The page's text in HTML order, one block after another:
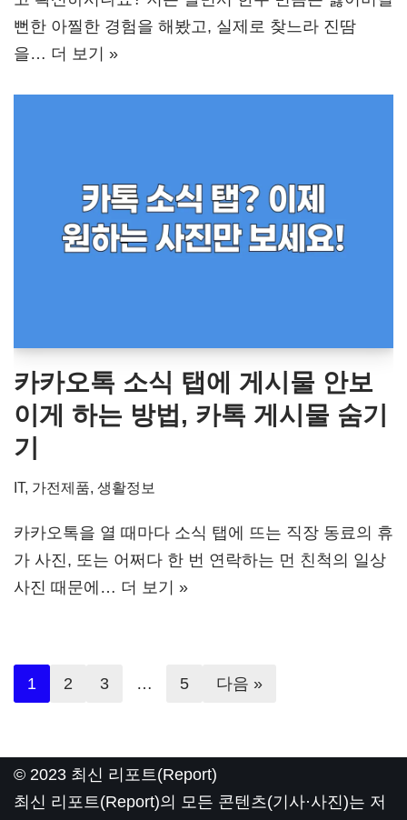
뻔한 아찔한 경험을 해봤고, 실제로 찾느라 진땀
을… 더 보기 »
카카오톡 소식 탭에 게시물 안보
이게 하는 방법, 카톡 게시물 숨기
기
IT, 가전제품 생활정보
카카오톡을 열 때마다 소식 탭에 뜨는 직장 동료의 휴
가 사진, 또는 어쩌다 한 번 연락하는 먼 친척의 일상
사진 때문에… 더 보기 »
1 2 3 … 5 다음 »
© 2023 최신 리포트(Report)
최신 리포트(Report)의 모든 콘텐츠(기사·사진)는 저